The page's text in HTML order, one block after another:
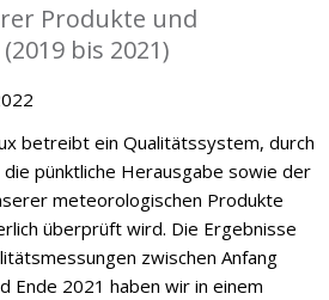
Produkte und
bis 2021)
betreibt ein Qualitätssystem, durch
pünktliche Herausgabe sowie der
meteorologischen Produkte
überprüft wird. Die Ergebnisse
zwischen Anfang
Ende 2021 haben wir in einem